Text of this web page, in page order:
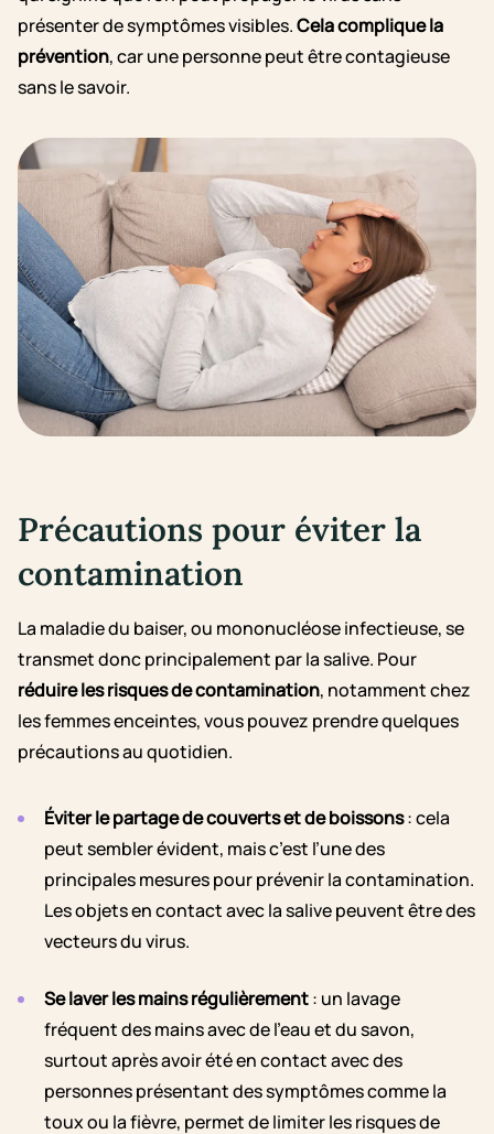
présenter de symptômes visibles.Cela complique la
prévention, car une personne peut être contagieuse
sans le savoir.
Précautions pour éviter la
contamination
La maladie du baiser, ou mononucléose infectieuse, se
transmet donc principalement par la salive. Pour
réduire les risques de contamination, notamment chez
les femmes enceintes, vous pouvez prendre quelques
précautions au quotidien.
Éviter le partage de couverts et de boissons: cela
peut sembler évident, mais c’est l’une des
principales mesures pour prévenir la contamination.
Les objets en contact avec la salive peuvent être des
vecteurs du virus.
Se laver les mains régulièrement: un lavage
fréquent des mains avec de l’eau et du savon,
surtout après avoir été en contact avec des
personnes présentant des symptômes comme la
toux ou la fièvre, permet de limiter les risques de